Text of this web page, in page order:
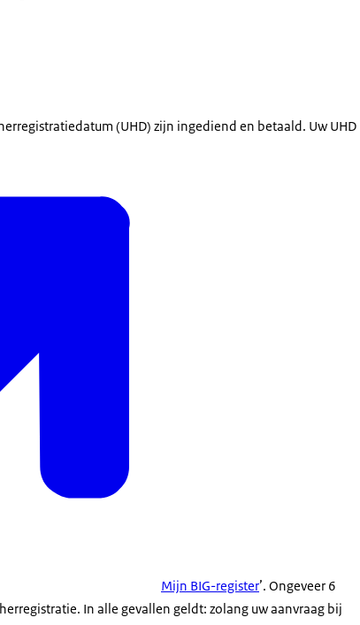
(UHD) zijn ingediend en betaald. Uw UHD
Mijn BIG-register’. Ongeveer 6
In alle gevallen geldt: zolang uw aanvraag bij